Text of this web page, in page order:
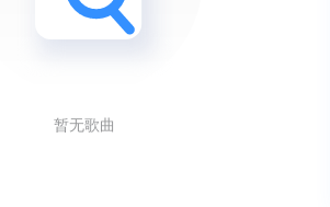
暂无歌曲